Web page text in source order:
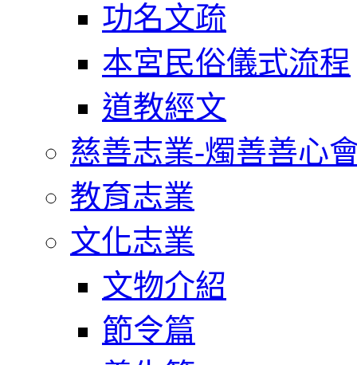
功名文疏
本宮民俗儀式流程
道教經文
慈善志業-燭善善心
教育志業
文化志業
文物介紹
節令篇